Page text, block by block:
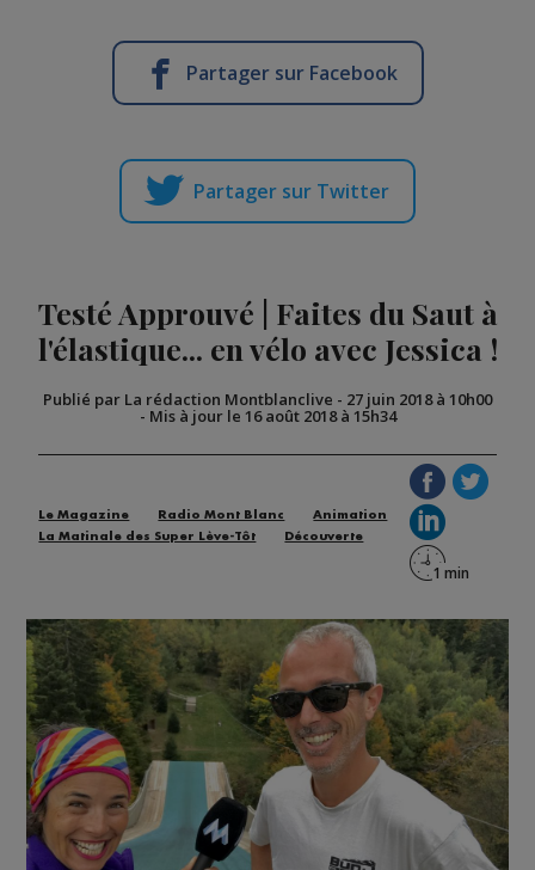
Partager sur Facebook
Partager sur Twitter
Testé Approuvé | Faites du Saut à
l'élastique... en vélo avec Jessica !
Publié par La rédaction Montblanclive - 27 juin 2018 à 10h00
- Mis à jour le 16 août 2018 à 15h34
Le Magazine Radio Mont Blanc
Animation
La Matinale des Super Lève-Tôt
Découverte